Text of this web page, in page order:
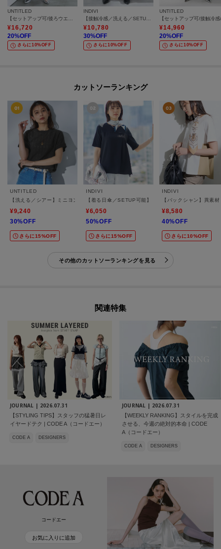
UNTITLED
【セットアップ可/後ろウエストゴム/光沢感】ローンフレアスカート
¥16,720
20%OFF
さらに10%OFF
INDIVI
【接触冷感／洗える／SETUP可能】シアーシャンブレータックフレアスカート
¥10,780
30%OFF
さらに10%OFF
UNTITLED
¥14,960
20%OFF
さらに10%OFF
カットソーランキング
UNTITLED
【洗える／シアー】ミニヨンレースプルオーバー
¥9,240
30%OFF
さらに15%OFF
INDIVI
【着る日傘／SETUP可能】ビスチェレイヤード風トッ
¥6,050
50%OFF
さらに15%OFF
INDIVI
【バックシャン】異素
¥8,580
40%OFF
さらに10%OFF
その他のカットソーランキングを見る
関連特集
JOURNAL | 2026.07.31
【STYLING TIPS】スタッフの猛暑日レ
イヤードテク | CODE A（コードエー）
CODE A DESIGNERS
JOURNAL | 2026.07.31
【WEEKLY RANKING】スタイルを完成
させる、今週の絶対的本命 | CODE
A（コードエー）
CODE A DESIGNERS
コードエー
お気に入りに追加